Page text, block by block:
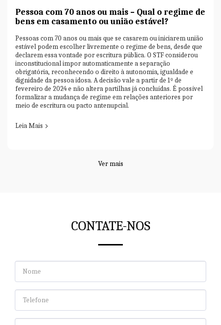
Pessoa com 70 anos ou mais – Qual o regime de
bens em casamento ou união estável?
Pessoas com 70 anos ou mais que se casarem ou iniciarem união
estável podem escolher livremente o regime de bens, desde que
declarem essa vontade por escritura pública. O STF considerou
inconstitucional impor automaticamente a separação
obrigatória, reconhecendo o direito à autonomia, igualdade e
dignidade da pessoa idosa. A decisão vale a partir de 1º de
fevereiro de 2024 e não altera partilhas já concluídas. É possível
formalizar a mudança de regime em relações anteriores por
meio de escritura ou pacto antenupcial.
Leia Mais
Ver mais
CONTATE-NOS